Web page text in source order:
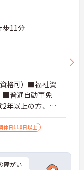
歩11分
格可）■福祉資
普通自動車免
年以上の方、障
持ちの方大歓
休日110日以上
障がい